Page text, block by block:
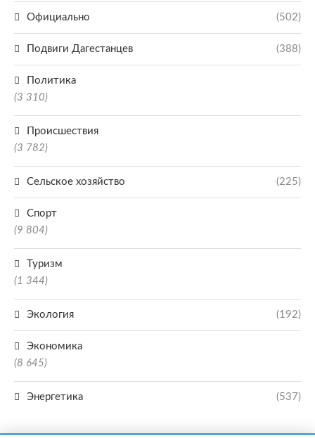
Официально (502)
Подвиги Дагестанцев (388)
Политика
(3 310)
Происшествия
(3 782)
Сельское хозяйство (225)
Спорт
(9 804)
Туризм
(1 344)
Экология (192)
Экономика
(8 645)
Энергетика (537)